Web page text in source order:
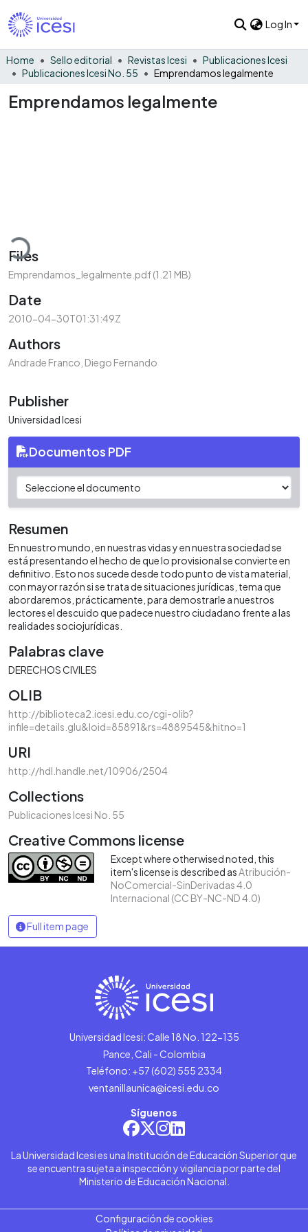
Log In
Home Sello editorial Revistas Icesi
Publicaciones Icesi
Publicaciones Icesi No. 55
Emprendamos legalmente
Emprendamos legalmente
Files
Emprendamos_legalmente.pdf(1.21 MB)
Date
2010-04-30T01:31:49Z
Authors
Andrade Franco, Diego Fernando
Publisher
Universidad Icesi
Documentos PDF
Resumen
En nuestro mundo, en nuestras vidas y en nuestra sociedad se
está presentando el hecho de que lo provisional se convierte en
definitivo. Esto nos sucede desde todo punto de vista material,
con mayor razón si se trata de situaciones jurídicas, tema que
abordaremos, prácticamente, para demostrarle a nuestros
lectores el descuido que padece nuestro ciudadano frente a las
realidades sociojurídicas.
Palabras clave
DERECHOS CIVILES
OLIB
http://biblioteca2.icesi.edu.co/cgi-olib?
infile=details.glu&loid=85891&rs=4889545&hitno=1
URI
http://hdl.handle.net/10906/2504
Collections
Publicaciones Icesi No. 55
Creative Commons license
Except where otherwised noted, this
item's license is described asAtribución-
NoComercial-SinDerivadas 4.0
Internacional (CC BY-NC-ND 4.0)
Full item page
Universidad Icesi: Calle 18 No. 122-135
Pance, Cali - Colombia
Teléfono: +57 (602) 555 2334
ventanillaunica@icesi.edu.co
Síguenos
La Universidad Icesi es una Institución de Educación Superior que
se encuentra sujeta a inspección y vigilancia por parte del
Ministerio de Educación Nacional.
Configuración de cookies